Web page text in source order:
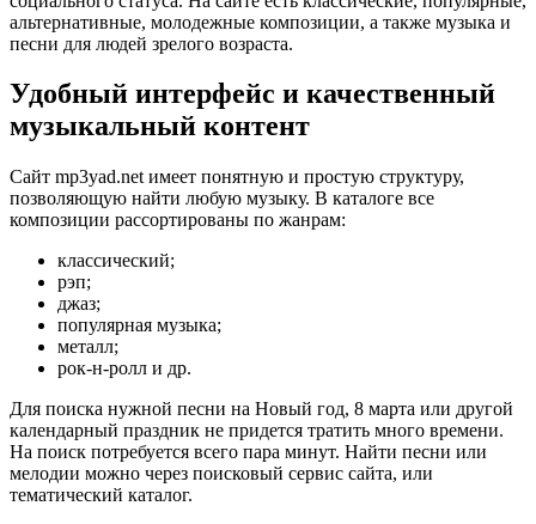
альтернативные, молодежные композиции, а также музыка и
песни для людей зрелого возраста.
Удобный интерфейс и качественный
музыкальный контент
Сайт mp3yad.net имеет понятную и простую структуру,
позволяющую найти любую музыку. В каталоге все
композиции рассортированы по жанрам:
классический;
рэп;
джаз;
популярная музыка;
металл;
рок-н-ролл и др.
Для поиска нужной песни на Новый год, 8 марта или другой
календарный праздник не придется тратить много времени.
На поиск потребуется всего пара минут. Найти песни или
мелодии можно через поисковый сервис сайта, или
тематический каталог.